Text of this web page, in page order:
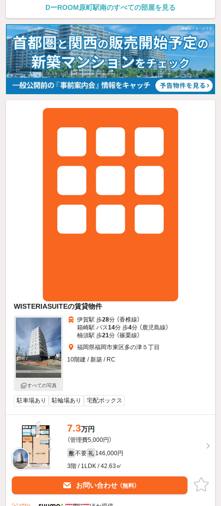
DーROOM原町駅南のすべての部屋を見る
WISTERIASUITEの賃貸物件
すべての写真
伊賀駅 歩28分 （香椎線）
箱崎駅 バス14分 歩4分 （鹿児島線）
柚須駅 歩21分 （篠栗線）
福岡県福岡市東区多の津５丁目
10階建 / 新築 / RC
駐車場あり 駐輪場あり 宅配ボックス
7.3万円
（管理費5,000円）
敷 不要 礼 146,000円
3階 / 1LDK / 42.63㎡
お問い合わせ （無料）